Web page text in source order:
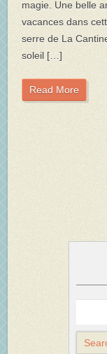
magie. Une belle
vacances dans
serre de La
soleil […]
Read More